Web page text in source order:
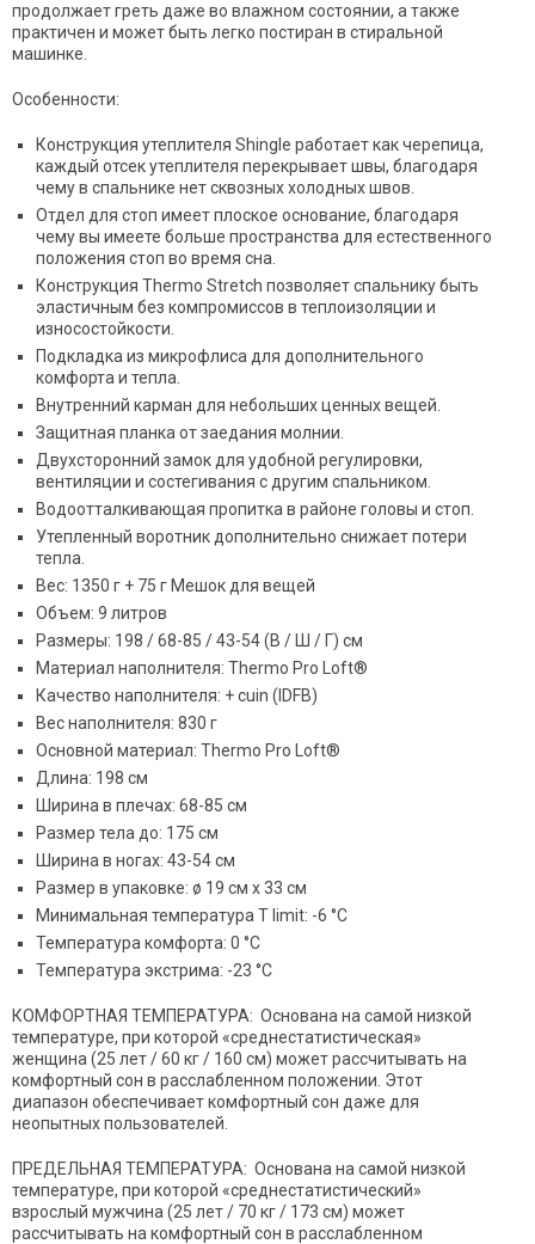
продолжает греть даже во влажном состоянии, а также
практичен и может быть легко постиран в стиральной
машинке.
Особенности:
Конструкция утеплителя Shingle работает как черепица,
каждый отсек утеплителя перекрывает швы, благодаря
чему в спальнике нет сквозных холодных швов.
Отдел для стоп имеет плоское основание, благодаря
чему вы имеете больше пространства для естественного
положения стоп во время сна.
Конструкция Thermo Stretch позволяет спальнику быть
эластичным без компромиссов в теплоизоляции и
износостойкости.
Подкладка из микрофлиса для дополнительного
комфорта и тепла.
Внутренний карман для небольших ценных вещей.
Защитная планка от заедания молнии.
Двухсторонний замок для удобной регулировки,
вентиляции и состегивания с другим спальником.
Водоотталкивающая пропитка в районе головы и стоп.
Утепленный воротник дополнительно снижает потери
тепла.
Вес: 1350 г + 75 г Мешок для вещей
Объем: 9 литров
Размеры: 198 / 68-85 / 43-54 (В / Ш / Г) см
Материал наполнителя: Thermo Pro Loft®
Качество наполнителя: + cuin (IDFB)
Вес наполнителя: 830 г
Основной материал: Thermo Pro Loft®
Длина: 198 см
Ширина в плечах: 68-85 см
Размер тела до: 175 см
Ширина в ногах: 43-54 см
Размер в упаковке: ø 19 см x 33 см
Минимальная температура T limit: -6 °C
Температура комфорта: 0 °C
Температура экстрима: -23 °C
КОМФОРТНАЯ ТЕМПЕРАТУРА: Основана на самой низкой
температуре, при которой «среднестатистическая»
женщина (25 лет / 60 кг / 160 см) может рассчитывать на
комфортный сон в расслабленном положении. Этот
диапазон обеспечивает комфортный сон даже для
неопытных пользователей.
ПРЕДЕЛЬНАЯ ТЕМПЕРАТУРА: Основана на самой низкой
температуре, при которой «среднестатистический»
взрослый мужчина (25 лет / 70 кг / 173 см) может
рассчитывать на комфортный сон в расслабленном